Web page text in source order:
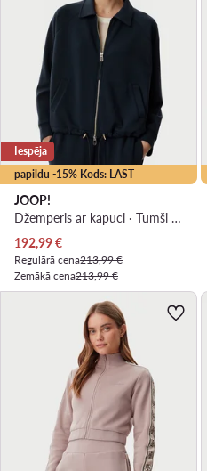
papildu -15% Kods: LAST
Iespēja
JOOP!
Džemperis ar kapuci · Tumši zils · Regular Fit
Pašreizējā cena
192,99€
Regulārā cena213,99 €
Zemākā cena213,99 €